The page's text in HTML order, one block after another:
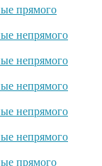
прямого
непрямого
непрямого
непрямого
непрямого
непрямого
прямого